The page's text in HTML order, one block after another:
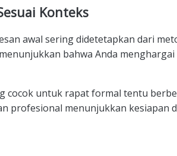
Konteks
awal sering didetetapkan dari
bahwa Anda
untuk rapat formal tentu
profesional menunjukkan kesiapan